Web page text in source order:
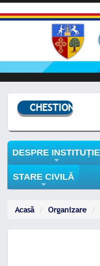
CHESTIONAR
DESPRE INSTITUȚIE
STARE CIVILĂ
Acasă Organizare